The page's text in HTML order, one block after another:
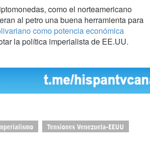
como el norteamericano
al petro una buena herramienta para
como potencia económica
la política imperialista de EE.UU.
Tensiones Venezuela-EEUU